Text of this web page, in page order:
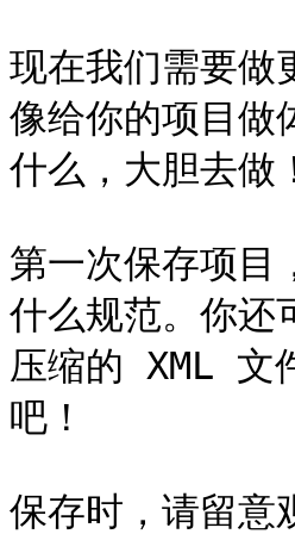
现在我们需要做
像给你的项目做
什么，大胆去做
第一次保存项目
什么规范。你还
压缩的 XML 文
吧！
保存时，请留意